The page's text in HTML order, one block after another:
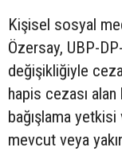
Kişisel sosyal
Özersay, UBP-
değişikliğiyle
hapis cezası
bağışlama
mevcut veya